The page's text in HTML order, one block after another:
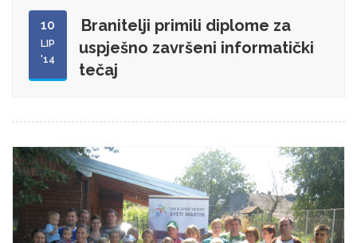
10
LIP
'14
Branitelji primili diplome za
uspješno završeni informatički
tečaj